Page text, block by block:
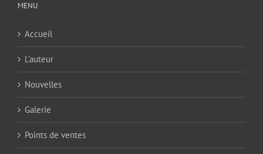
MENU
Accueil
L’auteur
Nouvelles
Galerie
Points de ventes